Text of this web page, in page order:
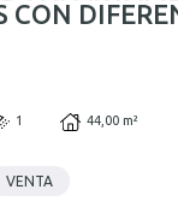
CON
1 44,00 m²
VENTA